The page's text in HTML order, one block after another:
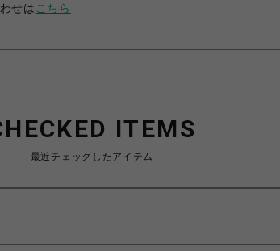
せは こちら
ITEMS
最近チェックしたアイテム